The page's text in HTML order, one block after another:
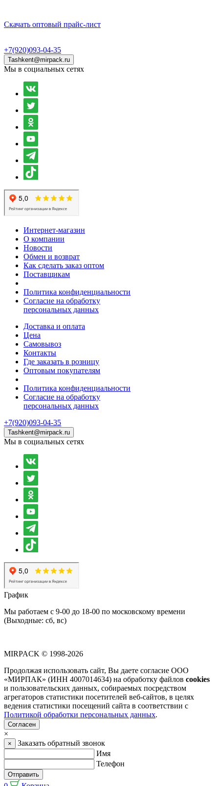
Скачать оптовый прайс-лист
+7(920)093-04-35
Tashkent@mirpack.ru
Мы в социальных сетях
Интернет-магазин
О компании
Новости
Обмен и возврат
Как сделать заказ оптом
Поставщикам
Политика конфиденциальности
Согласие на обработку
персональных данных
Доставка и оплата
Цена
Самовывоз
Контакты
Где заказать в розницу
Оптовым покупателям
Политика конфиденциальности
Согласие на обработку
персональных данных
+7(920)093-04-35
Tashkent@mirpack.ru
Мы в социальных сетях
График
Мы работаем с 9-00 до 18-00 по московскому времени
(Выходные: сб, вс)
MIRPACK © 1998-2026
Продолжая использовать сайт, Вы даете согласие ООО
«МИРПАК» (ИНН 4007014634) на обработку файлов cookies
и пользовательских данных, собираемых посредством
агрегаторов статистики посетителей веб-сайтов, в целях
ведения статистики посещений сайта в соответствии с
Политикой обработки персональных данных.
Согласен
×
×
Заказать обратный звонок
Имя
Телефон
Отправить